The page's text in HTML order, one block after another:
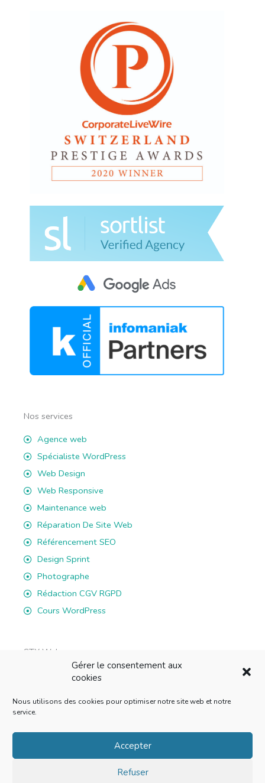
Gérer le consentement aux
cookies
Nous utilisons des cookies pour optimiser notre site web et notre
service.
Accepter
Refuser
Nos services
Agence web
Spécialiste WordPress
Web Design
Web Responsive
Maintenance web
Réparation De Site Web
Référencement SEO
Design Sprint
Photographe
Rédaction CGV RGPD
Cours WordPress
STX Web
rue du Battoir 7B, 1036 Sullens
F
c
L
i
n
k
I
n
s
W
a